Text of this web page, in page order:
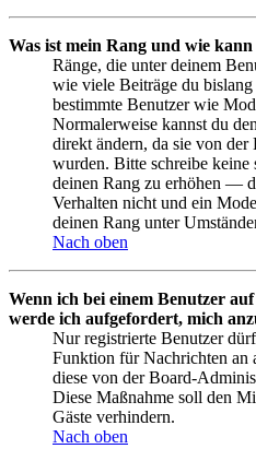
Was ist mein Rang und wie
Ränge, die unter deinem
wie viele Beiträge du
bestimmte Benutzer wie
Normalerweise kannst du
direkt ändern, da sie von
wurden. Bitte schreibe
deinen Rang zu erhöhen —
Verhalten nicht und ein
deinen Rang unter
Nach oben
Wenn ich bei einem Benutzer
werde ich aufgefordert, mich
Nur registrierte Benutzer
Funktion für Nachrichten an
diese von der Board-
Diese Maßnahme soll den
Gäste verhindern.
Nach oben